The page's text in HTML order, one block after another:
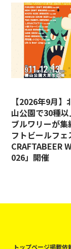
【2026年9月
山公園で30種
ブルワリーが集
フトビールフェ
CRAFTABEER
026」開催
トップページ掲載依